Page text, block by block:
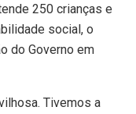
250 crianças e
social, o
do Governo em
Tivemos a